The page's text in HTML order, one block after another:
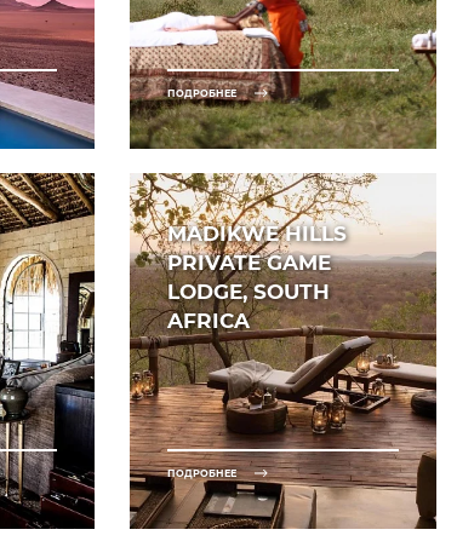
ПОДРОБНЕЕ
MADIKWE HILLS
PRIVATE GAME
LODGE, SOUTH
AFRICA
ПОДРОБНЕЕ